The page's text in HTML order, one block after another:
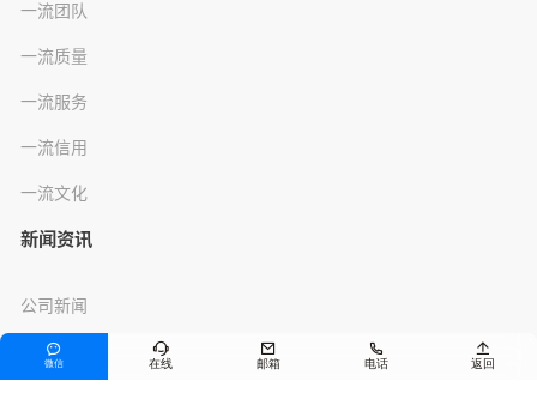
一流团队
一流质量
一流服务
一流信用
一流文化
新闻资讯
公司新闻
行业资讯

微信

在线

邮箱

电话

返回